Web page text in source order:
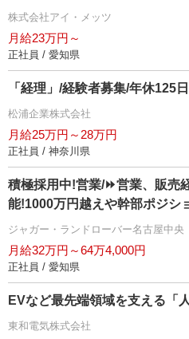
株式会社アイ・メッツ
月給23万円～
正社員 / 愛知県
「経理」/経験者募集/年休125
松浦企業株式会社
月給25万円～28万円
正社員 / 神奈川県
積極採用中!営業/⏩️営業、販売
能!1000万円越えや幹部ポジシ
ジャガー・ランドローバー名古屋中央
月給32万円～64万4,000円
正社員 / 愛知県
EVなど最先端領域を支える「
東和電気株式会社